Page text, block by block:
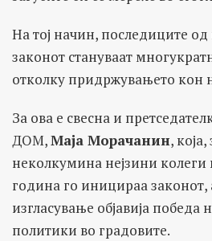
На тој начин, последиците
законот стануваат
отколку придржувањето кон
За ова е свесна и
ДОМ,Маја Морачанин,
неколкумина нејзини колеги
година го иницираа законот,
изгласување објавија победа
политики во градовите.